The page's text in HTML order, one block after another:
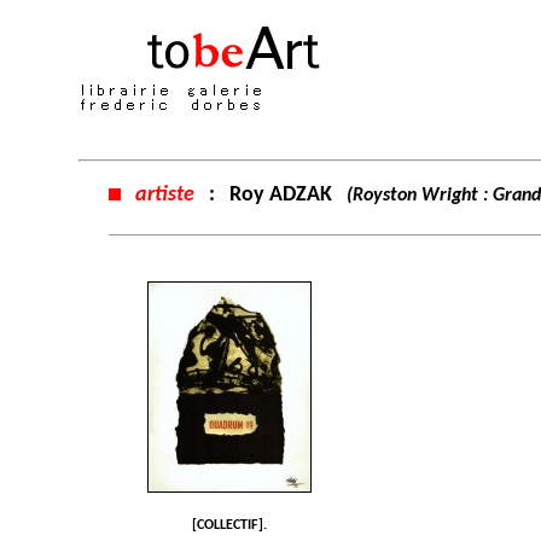
artiste : Roy ADZAK (Royston Wright :
[COLLECTIF].